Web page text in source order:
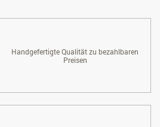
Handgefertigte Qualität zu bezahlbaren
Preisen